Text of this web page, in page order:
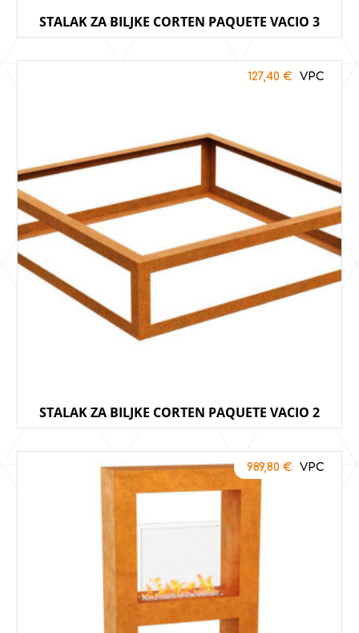
STALAK ZA BILJKE CORTEN PAQUETE VACIO 3
STALAK ZA BILJKE CORTEN PAQUETE VACIO 2
127,40 €
989,80 €